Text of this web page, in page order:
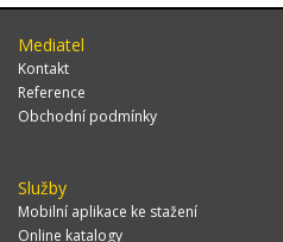
Mediatel
Kontakt
Reference
Obchodní podmínky
Služby
Mobilní aplikace ke stažení
Online katalogy